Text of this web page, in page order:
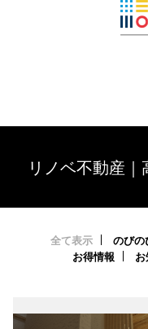
リノベ不動産
全て表示 のびの
お得情報